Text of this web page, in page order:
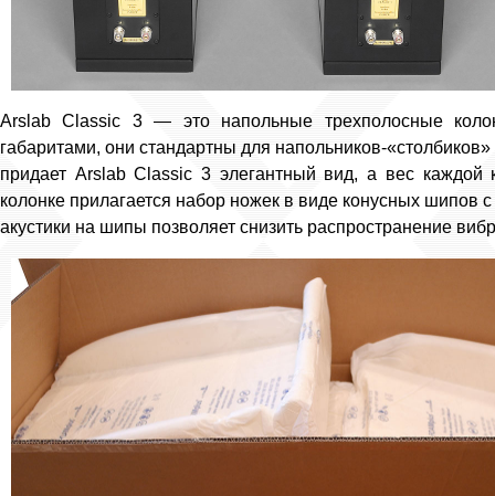
Arslab Classic 3 — это напольные трехполосные
габаритами, они стандартны для напольников-
придает Arslab Classic 3 элегантный вид, а вес
колонке прилагается набор ножек в виде конусных шипов
акустики на шипы позволяет снизить распространение